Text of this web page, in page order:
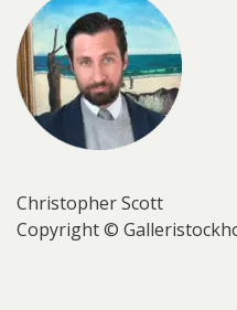
Christopher Scott
Copyright ©